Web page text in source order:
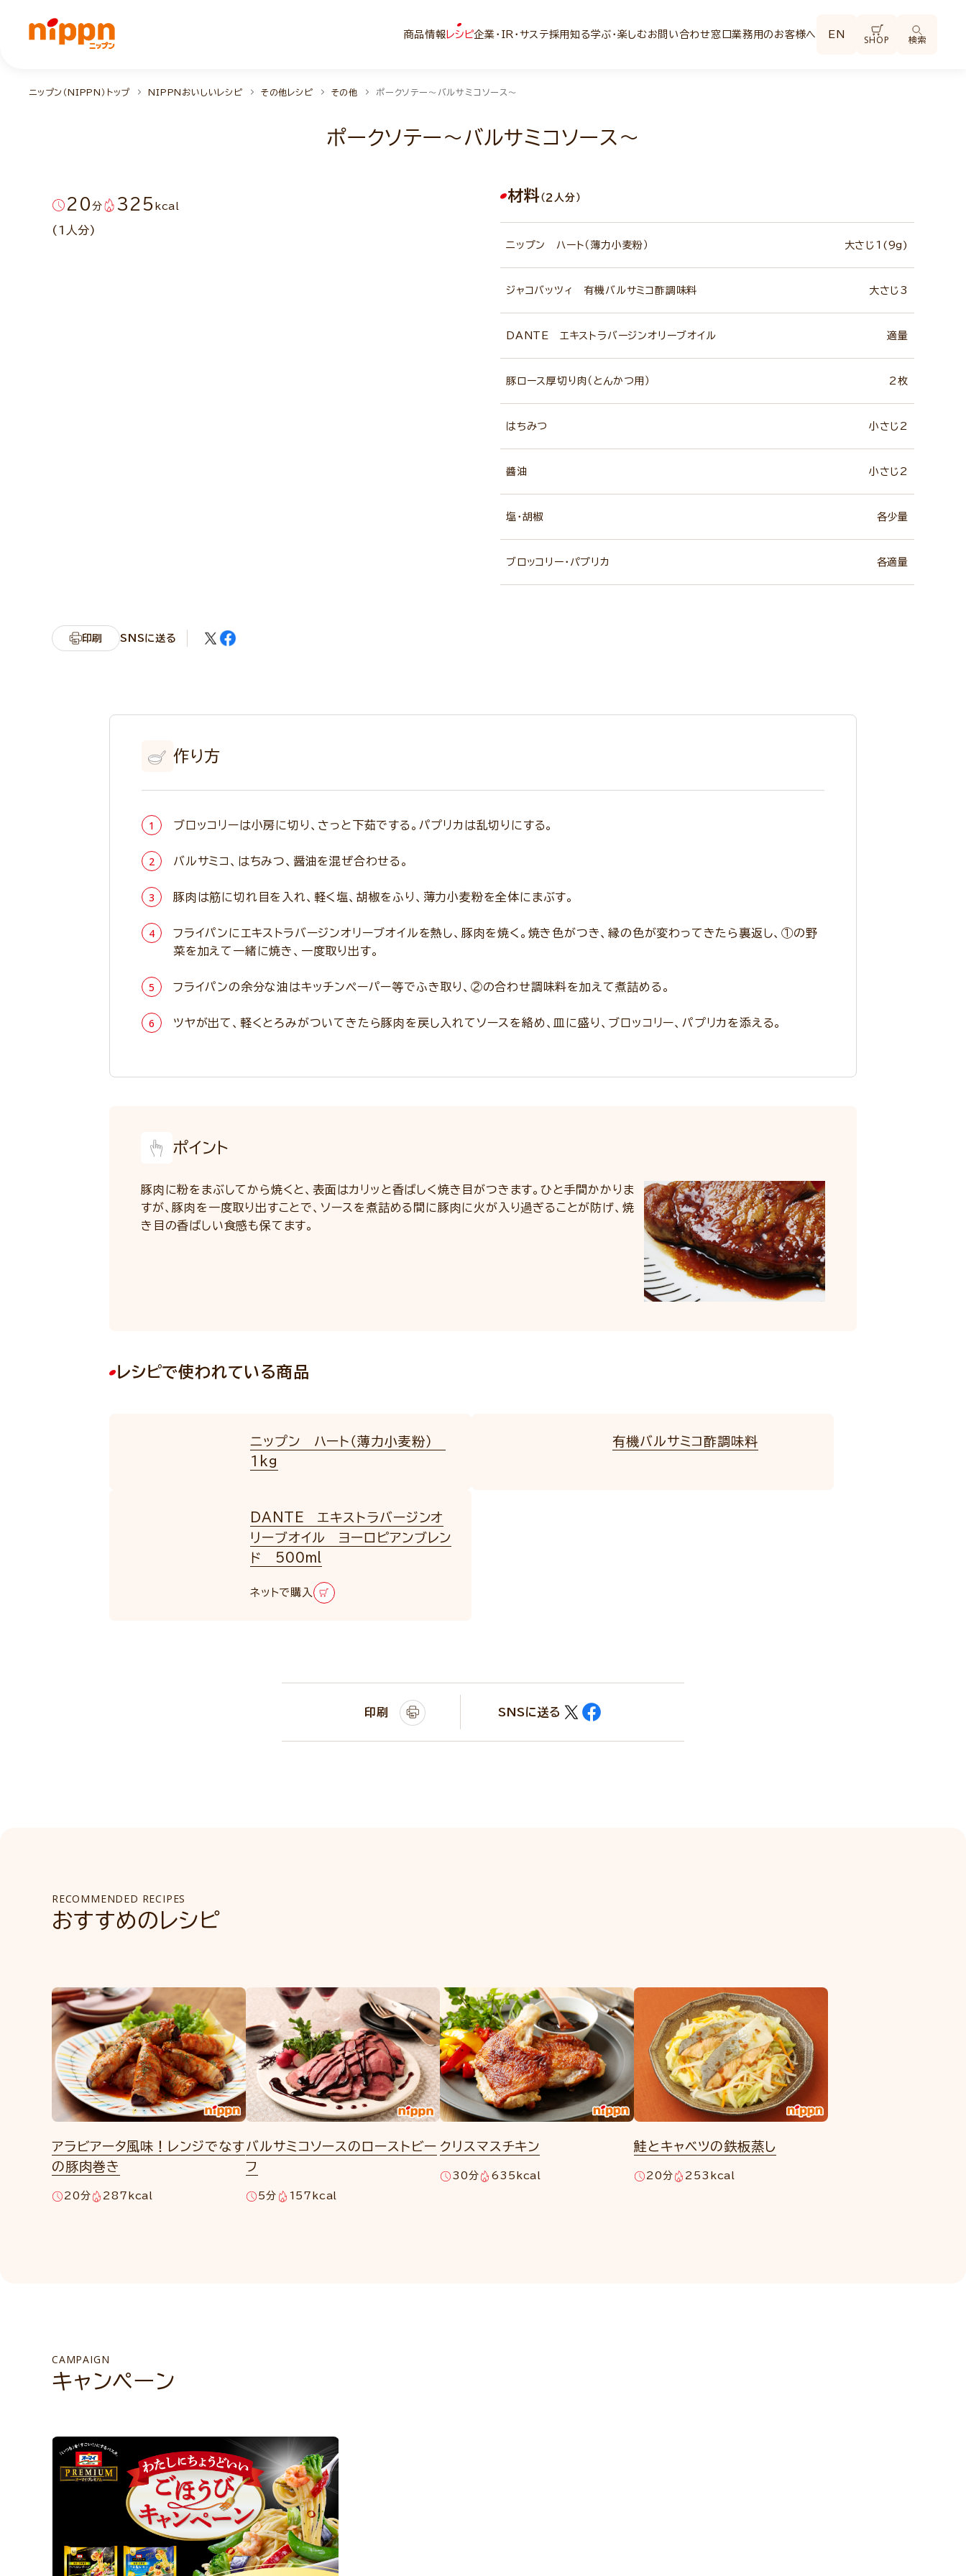
商品情報 レシピ企業・IR・サステ採用知る学ぶ・楽しむお問い合わせ窓口業務用のお客様へ EN SHOP 検索
ニップン（NIPPN）トップ NIPPNおいしいレシピ その他レシピ その他 ポークソテー～バルサミコソース～
ポークソテー～バルサミコソース～
20 分 325 kcal
(1人分)
材料 （２人分）
ニップン ハート（薄力小麦粉） 大さじ1(9g)
ジャコバッツィ 有機バルサミコ酢調味料 大さじ3
DANTE エキストラバージンオリーブオイル 適量
豚ロース厚切り肉（とんかつ用） 2枚
はちみつ 小さじ2
醬油 小さじ2
塩・胡椒 各少量
ブロッコリー・パプリカ 各適量
印刷 SNSに送る
作り方
ブロッコリーは小房に切り、さっと下茹でする。パプリカは乱切りにする。
バルサミコ、はちみつ、醤油を混ぜ合わせる。
豚肉は筋に切れ目を入れ、軽く塩、胡椒をふり、薄力小麦粉を全体にまぶす。
フライパンにエキストラバージンオリーブオイルを熱し、豚肉を焼く。焼き色がつき、縁の色が変わってきたら裏返し、①の野
菜を加えて一緒に焼き、一度取り出す。
フライパンの余分な油はキッチンペーパー等でふき取り、②の合わせ調味料を加えて煮詰める。
ツヤが出て、軽くとろみがついてきたら豚肉を戻し入れてソースを絡め、皿に盛り、ブロッコリー、パプリカを添える。
ポイント
豚肉に粉をまぶしてから焼くと、表面はカリッと香ばしく焼き目がつきます。ひと手間かかりま
すが、豚肉を一度取り出すことで、ソースを煮詰める間に豚肉に火が入り過ぎることが防げ、焼
き目の香ばしい食感も保てます。
レシピで使われている商品
ニップン ハート（薄力小麦粉）
1kg
有機バルサミコ酢調味料
DANTE エキストラバージンオ
リーブオイル ヨーロピアンブレン
ド 500ml
ネットで購入
印刷 SNSに送る
RECOMMENDED RECIPES
おすすめのレシピ
アラビアータ風味！レンジでなす
の豚肉巻き
20分 287kcal
バルサミコソースのローストビー
フ
5分 157kcal
クリスマスチキン
30分 635kcal
鮭とキャベツの鉄板蒸し
20分 253kcal
CAMPAIGN
キャンペーン